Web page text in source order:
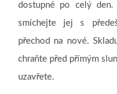
dostupné po celý den.
smíchejte jej s
přechod na nové.
chraňte před přímým
uzavřete.